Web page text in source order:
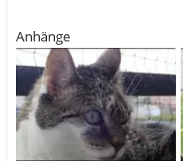
Anhänge